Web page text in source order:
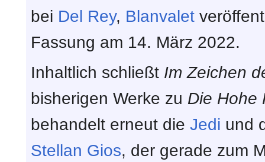
bei Del Rey, Blanvalet
Fassung am 14. März 2022.
Inhaltlich schließt Im Zeichen
bisherigen Werke zu Die Hohe
behandelt erneut die Jedi und
Stellan Gios, der gerade zum